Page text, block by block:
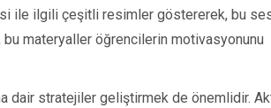
ile ilgili çeşitli resimler göstererek, bu
materyaller öğrencilerin motivasyonunu
dair stratejiler geliştirmek de önemlidir.